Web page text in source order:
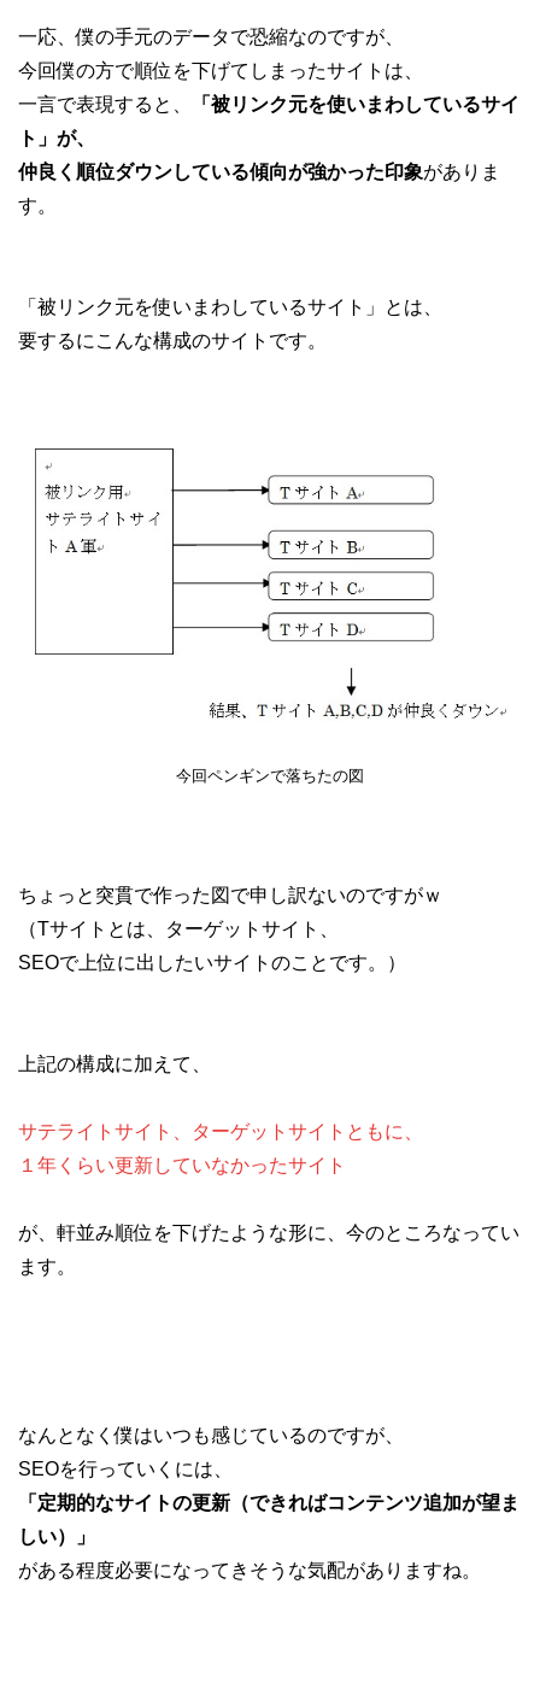
一応、僕の手元のデータで恐縮なのですが、
今回僕の方で順位を下げてしまったサイトは、
一言で表現すると、
「被リンク元を使いまわしているサイ
ト」が、
仲良く順位ダウンしている傾向が強かった印象がありま
す。
「被リンク元を使いまわしているサイト」とは、
要するにこんな構成のサイトです。
今回ペンギンで落ちたの図
ちょっと突貫で作った図で申し訳ないのですがｗ
（Tサイトとは、ターゲットサイト、
SEOで上位に出したいサイトのことです。）
上記の構成に加えて、
サテライトサイト、ターゲットサイトともに、
１年くらい更新していなかったサイト
が、軒並み順位を下げたような形に、今のところなってい
ます。
なんとなく僕はいつも感じているのですが、
SEOを行っていくには、
「定期的なサイトの更新（できればコンテンツ追加が望ま
しい）」
がある程度必要になってきそうな気配がありますね。